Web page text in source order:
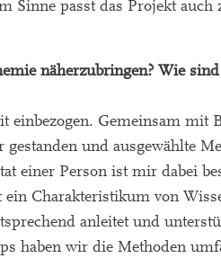
Sinne passt das Projekt auch
näherzubringen? Wie
einbezogen. Gemeinsam mit
und ausgewählte
einer Person ist mir dabei
ein Charakteristikum von
anleitet und
haben wir die Methoden